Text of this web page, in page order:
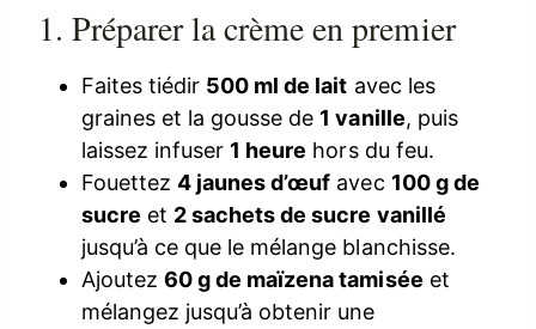
1. Préparer la crème en premier
Faites tiédir 500 ml de lait avec les
graines et la gousse de 1 vanille, puis
laissez infuser 1 heure hors du feu.
Fouettez4 jaunes d’œuf avec 100 g de
sucre et 2 sachets de sucre vanillé
jusqu’à ce que le mélange blanchisse.
Ajoutez60 g de maïzena tamisée et
mélangez jusqu’à obtenir une